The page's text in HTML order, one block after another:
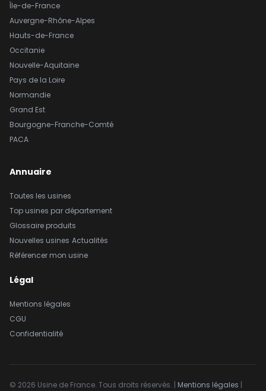
Île-de-France
Auvergne-Rhône-Alpes
Hauts-de-France
Occitanie
Nouvelle-Aquitaine
Pays de la Loire
Normandie
Grand Est
Bourgogne-Franche-Comté
PACA
Annuaire
Toutes les usines
Top usines par département
Glossaire produits
Nouvelles usines Actualités
Référencer mon usine
Légal
Mentions légales
CGU
Confidentialité
© 2026 Usine de France. Tous droits réservés. | Mentions légales |